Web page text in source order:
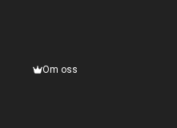
Om oss